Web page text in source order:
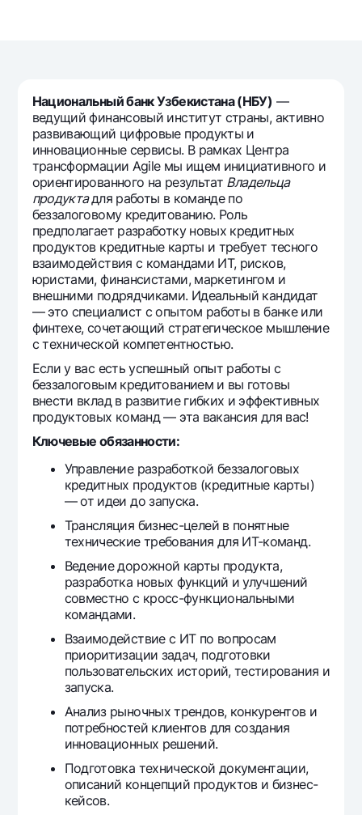
NBU’dan oltin quymalar
Kumush omonat
Mastercard
Ish haqi
Garmin pay
Aksiyalar
Milliy mobil ilovasi
Ko'p beriladigan savollar
Sayt bo‘yicha qidiring
Qidirish
Foydali havolalar
Ko'p beriladigan savollar
Matbuot markazi
Ofis va bankomatlar
Shaxsiy ma'lumotlarni qayta ishlashga rozilik berish
Bizni ijtimoiy tarmoqlarda kuzatib boring
Aloqa markazi
+998 78 148-00-10 1344
Национальный банк Узбекистана (НБУ) —
ведущий финансовый институт страны, активно
развивающий цифровые продукты и
инновационные сервисы. В рамках Центра
трансформации Agile мы ищем инициативного и
ориентированного на результат Владельца
продуктадля работы в команде по
беззалоговому кредитованию. Роль
предполагает разработку новых кредитных
продуктов кредитные карты и требует тесного
взаимодействия с командами ИТ, рисков,
юристами, финансистами, маркетингом и
внешними подрядчиками. Идеальный кандидат
— это специалист с опытом работы в банке или
финтехе, сочетающий стратегическое мышление
с технической компетентностью.
Если у вас есть успешный опыт работы с
беззалоговым кредитованием и вы готовы
внести вклад в развитие гибких и эффективных
продуктовых команд — эта вакансия для вас!
Ключевые обязанности:
Управление разработкой беззалоговых
кредитных продуктов (кредитные карты)
— от идеи до запуска.
Трансляция бизнес-целей в понятные
технические требования для ИТ-команд.
Ведение дорожной карты продукта,
разработка новых функций и улучшений
совместно с кросс-функциональными
командами.
Взаимодействие с ИТ по вопросам
приоритизации задач, подготовки
пользовательских историй, тестирования и
запуска.
Анализ рыночных трендов, конкурентов и
потребностей клиентов для создания
инновационных решений.
Подготовка технической документации,
описаний концепций продуктов и бизнес-
кейсов.